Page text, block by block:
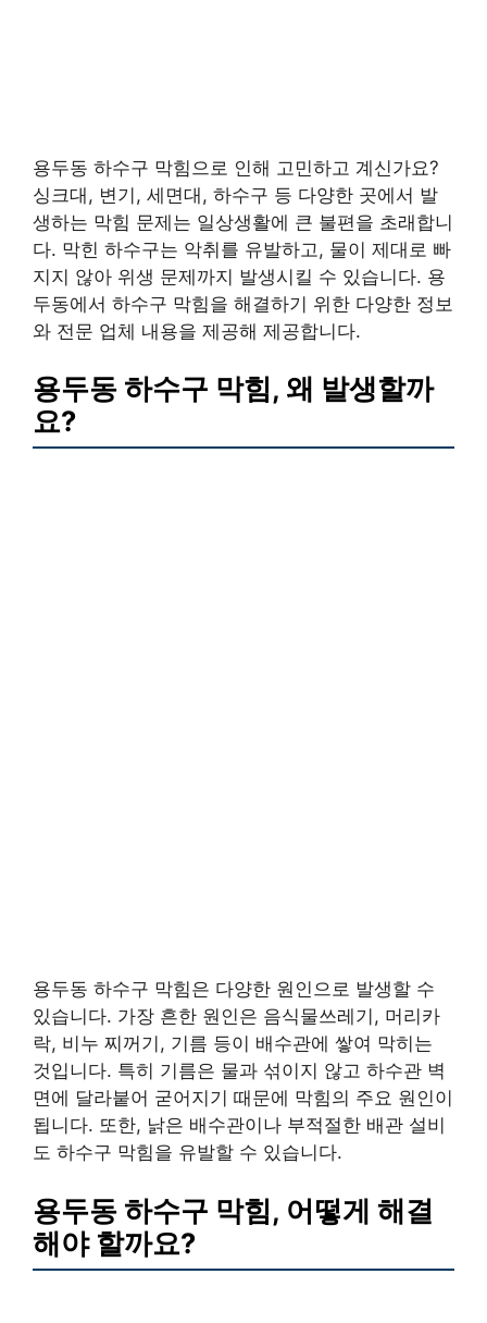
용두동 하수구 막힘으로 인해 고민하고 계신가요?
싱크대, 변기, 세면대, 하수구 등 다양한 곳에서 발
생하는 막힘 문제는 일상생활에 큰 불편을 초래합니
다. 막힌 하수구는 악취를 유발하고, 물이 제대로 빠
지지 않아 위생 문제까지 발생시킬 수 있습니다. 용
두동에서 하수구 막힘을 해결하기 위한 다양한 정보
와 전문 업체 내용을 제공해 제공합니다.
용두동 하수구 막힘, 왜 발생할까
요?
용두동 하수구 막힘은 다양한 원인으로 발생할 수
있습니다. 가장 흔한 원인은 음식물쓰레기, 머리카
락, 비누 찌꺼기, 기름 등이 배수관에 쌓여 막히는
것입니다. 특히 기름은 물과 섞이지 않고 하수관 벽
면에 달라붙어 굳어지기 때문에 막힘의 주요 원인이
됩니다. 또한, 낡은 배수관이나 부적절한 배관 설비
도 하수구 막힘을 유발할 수 있습니다.
용두동 하수구 막힘, 어떻게 해결
해야 할까요?